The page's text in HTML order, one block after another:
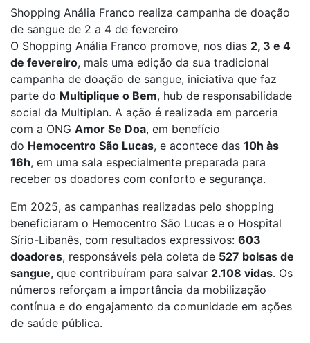
Shopping Anália Franco realiza campanha de doação
de sangue de 2 a 4 de fevereiro
O Shopping Anália Franco promove, nos dias 2, 3 e 4
de fevereiro, mais uma edição da sua tradicional
campanha de doação de sangue, iniciativa que faz
parte do Multiplique o Bem, hub de responsabilidade
social da Multiplan. A ação é realizada em parceria
com a ONG Amor Se Doa, em benefício
do Hemocentro São Lucas, e acontece das 10h às
16h, em uma sala especialmente preparada para
receber os doadores com conforto e segurança.
Em 2025, as campanhas realizadas pelo shopping
beneficiaram o Hemocentro São Lucas e o Hospital
Sírio-Libanês, com resultados expressivos: 603
doadores, responsáveis pela coleta de 527 bolsas de
sangue, que contribuíram para salvar 2.108 vidas. Os
números reforçam a importância da mobilização
contínua e do engajamento da comunidade em ações
de saúde pública.